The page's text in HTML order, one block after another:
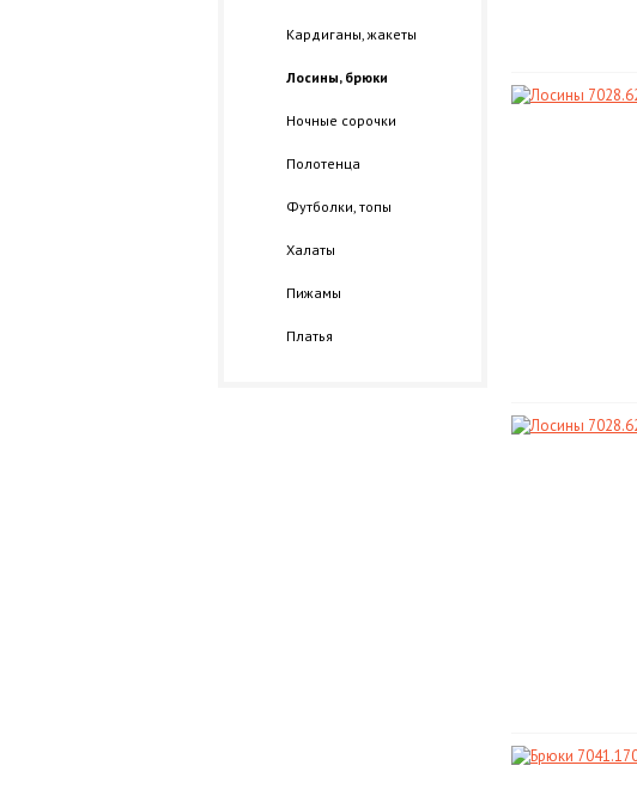
Кардиганы, жакеты
Лосины, брюки
Ночные сорочки
Полотенца
Футболки, топы
Халаты
Пижамы
Платья